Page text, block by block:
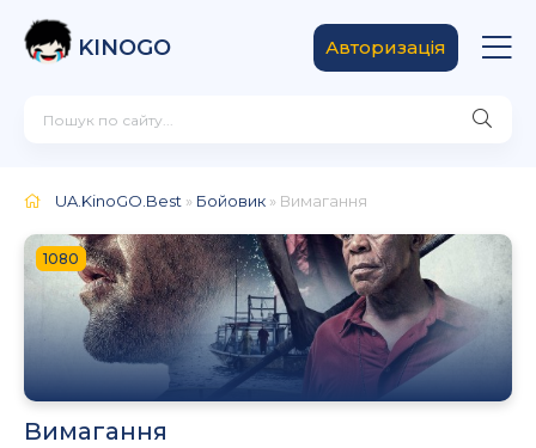
KINOGO Авторизація
UA.KinoGO.Best » Бойовик » Вимагання
1080
Вимагання